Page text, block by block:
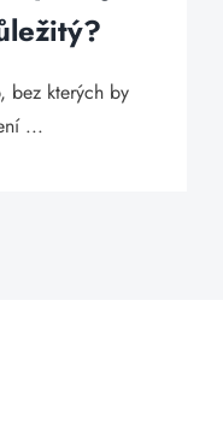
bez kterých by
...